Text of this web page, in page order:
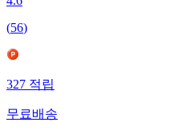
4.6
(56)
327적립
무료배송